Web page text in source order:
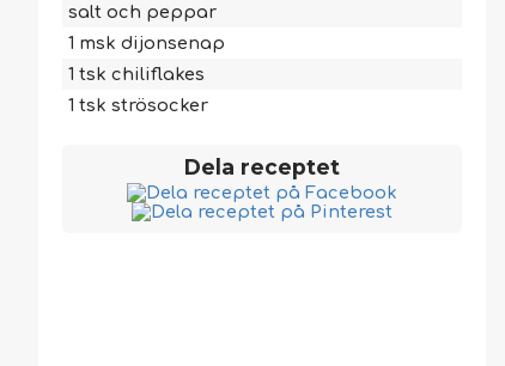
salt och peppar
1 msk dijonsenap
1 tsk chiliflakes
1 tsk strösocker
Dela receptet